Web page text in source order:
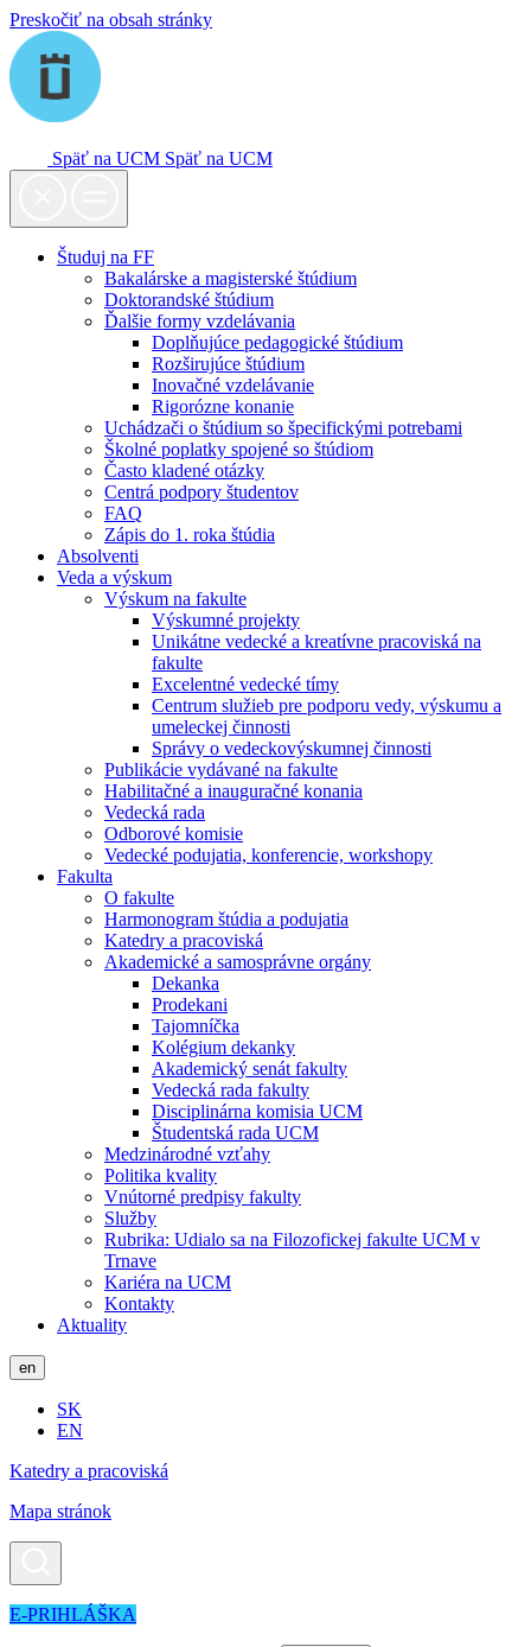
Preskočiť na obsah stránky
Späť na UCM Späť na UCM
Študuj na FF
Bakalárske a magisterské štúdium
Doktorandské štúdium
Ďalšie formy vzdelávania
Doplňujúce pedagogické štúdium
Rozširujúce štúdium
Inovačné vzdelávanie
Rigorózne konanie
Uchádzači o štúdium so špecifickými potrebami
Školné poplatky spojené so štúdiom
Často kladené otázky
Centrá podpory študentov
FAQ
Zápis do 1. roka štúdia
Absolventi
Veda a výskum
Výskum na fakulte
Výskumné projekty
Unikátne vedecké a kreatívne pracoviská na
fakulte
Excelentné vedecké tímy
Centrum služieb pre podporu vedy, výskumu a
umeleckej činnosti
Správy o vedeckovýskumnej činnosti
Publikácie vydávané na fakulte
Habilitačné a inauguračné konania
Vedecká rada
Odborové komisie
Vedecké podujatia, konferencie, workshopy
Fakulta
O fakulte
Harmonogram štúdia a podujatia
Katedry a pracoviská
Akademické a samosprávne orgány
Dekanka
Prodekani
Tajomníčka
Kolégium dekanky
Akademický senát fakulty
Vedecká rada fakulty
Disciplinárna komisia UCM
Študentská rada UCM
Medzinárodné vzťahy
Politika kvality
Vnútorné predpisy fakulty
Služby
Rubrika: Udialo sa na Filozofickej fakulte UCM v
Trnave
Kariéra na UCM
Kontakty
Aktuality
en
SK
EN
Katedry a pracoviská
Mapa stránok
E-PRIHLÁŠKA